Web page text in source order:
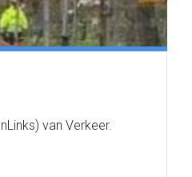
van Verkeer.